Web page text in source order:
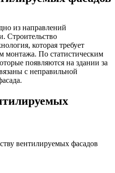
из направлений
Строительство
которая требует
монтажа. По статистическим
появляются на здании за
с неправильной
вентилируемых фасадов